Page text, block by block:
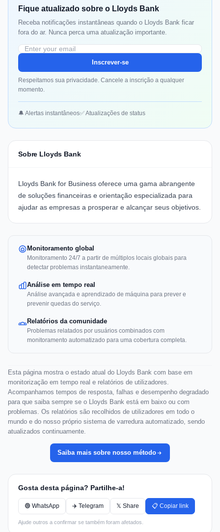
Fique atualizado sobre o Lloyds Bank
Receba notificações instantâneas quando o Lloyds Bank ficar
fora do ar. Nunca perca uma atualização importante.
Inscrever-se
Respeitamos sua privacidade. Cancele a inscrição a qualquer
momento.
🔔 Alertas instantâneos✅ Atualizações de status
Sobre Lloyds Bank
Lloyds Bank for Business oferece uma gama abrangente
de soluções financeiras e orientação especializada para
ajudar as empresas a prosperar e alcançar seus objetivos.
Monitoramento global
Monitoramento 24/7 a partir de múltiplos locais globais para
detectar problemas instantaneamente.
Análise em tempo real
Análise avançada e aprendizado de máquina para prever e
prevenir quedas do serviço.
Relatórios da comunidade
Problemas relatados por usuários combinados com
monitoramento automatizado para uma cobertura completa.
Esta página mostra o estado atual do Lloyds Bank com base em
monitorização em tempo real e relatórios de utilizadores.
Acompanhamos tempos de resposta, falhas e desempenho degradado
para que saiba sempre se o Lloyds Bank está em baixo ou com
problemas. Os relatórios são recolhidos de utilizadores em todo o
mundo e do nosso próprio sistema de varredura automatizado, sendo
atualizados continuamente.
Saiba mais sobre nosso método
Gosta desta página? Partilhe-a!
🟢 WhatsApp ✈️ Telegram 𝕏 Share 📋 Copiar link
Ajude outros a confirmar se também foram afetados.